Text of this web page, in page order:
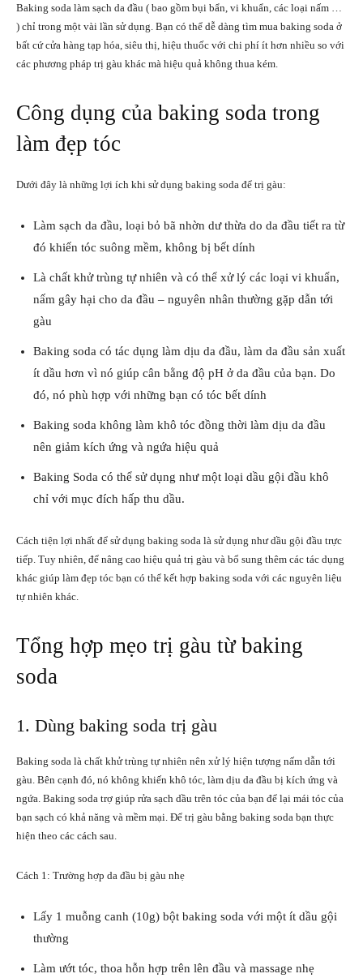
Baking soda làm sạch da đầu ( bao gồm bụi bẩn, vi khuẩn, các loại nấm …
) chỉ trong một vài lần sử dụng. Bạn có thể dễ dàng tìm mua baking soda ở
bất cứ cửa hàng tạp hóa, siêu thị, hiệu thuốc với chi phí ít hơn nhiều so với
các phương pháp trị gàu khác mà hiệu quả không thua kém.
Công dụng của baking soda trong
làm đẹp tóc
Dưới đây là những lợi ích khi sử dụng baking soda để trị gàu:
Làm sạch da đầu, loại bỏ bã nhờn dư thừa do da đầu tiết ra từ
đó khiến tóc suông mềm, không bị bết dính
Là chất khử trùng tự nhiên và có thể xử lý các loại vi khuẩn,
nấm gây hại cho da đầu – nguyên nhân thường gặp dẫn tới
gàu
Baking soda có tác dụng làm dịu da đầu, làm da đầu sản xuất
ít dầu hơn vì nó giúp cân bằng độ pH ở da đầu của bạn. Do
đó, nó phù hợp với những bạn có tóc bết dính
Baking soda không làm khô tóc đồng thời làm dịu da đầu
nên giảm kích ứng và ngứa hiệu quả
Baking Soda có thể sử dụng như một loại dầu gội đầu khô
chỉ với mục đích hấp thu dầu.
Cách tiện lợi nhất để sử dụng baking soda là sử dụng như dầu gội đầu trực
tiếp. Tuy nhiên, để nâng cao hiệu quả trị gàu và bổ sung thêm các tác dụng
khác giúp làm đẹp tóc bạn có thể kết hợp baking soda với các nguyên liệu
tự nhiên khác.
Tổng hợp mẹo trị gàu từ baking
soda
1. Dùng baking soda trị gàu
Baking soda là chất khử trùng tự nhiên nên xử lý hiện tượng nấm dẫn tới
gàu. Bên cạnh đó, nó không khiến khô tóc, làm dịu da đầu bị kích ứng và
ngứa. Baking soda trợ giúp rửa sạch dầu trên tóc của bạn để lại mái tóc của
bạn sạch có khả năng và mềm mại. Để trị gàu bằng baking soda bạn thực
hiện theo các cách sau.
Cách 1: Trường hợp da đầu bị gàu nhẹ
Lấy 1 muỗng canh (10g) bột baking soda với một ít dầu gội
thường
Làm ướt tóc, thoa hỗn hợp trên lên đầu và massage nhẹ